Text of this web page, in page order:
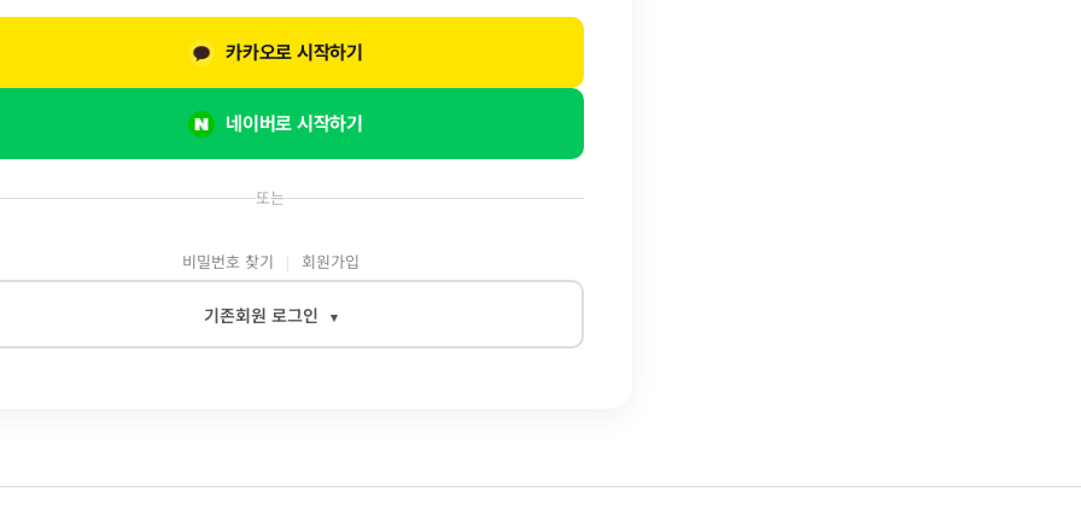
또는
비밀번호 찾기 회원가입
기존회원 로그인 ▾
네이버로 시작하기
카카오로 시작하기